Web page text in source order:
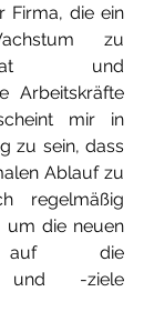
Firma, die ein
zu
hat und
Arbeitskräfte
mir in
zu sein, dass
Ablauf zu
regelmäßig
um die neuen
auf die
und -ziele